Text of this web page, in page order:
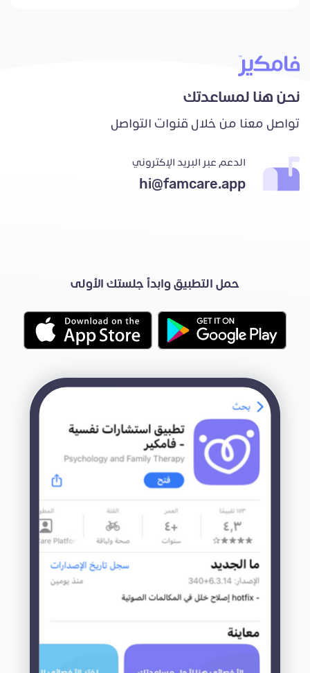
نحن هنا لمساعدتك
تواصل معنا من خلال قنوات التواصل
الدعم عبر البريد الإكتروني
hi@famcare.app
حمل التطبيق وابدأ جلستك الأولى